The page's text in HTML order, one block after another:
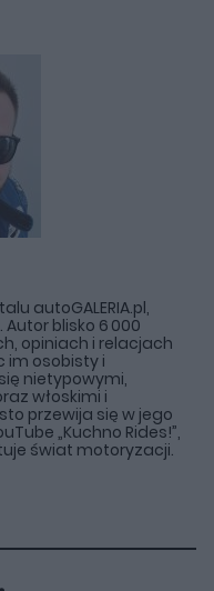
autoGALERIA.pl,
blisko 6 000
opiniach i relacjach
osobisty i
nietypowymi,
włoskimi i
przewija się w jego
„Kuchno Rides!”,
świat motoryzacji.